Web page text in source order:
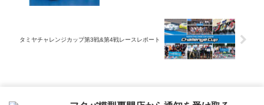
タミヤチャレンジカップ第3戦&第4戦レースレポート